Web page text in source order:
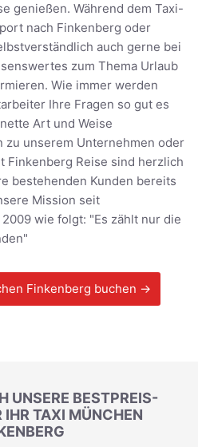
genießen. Während dem Taxi-
nach Finkenberg oder
auch gerne bei
zum Thema Urlaub
Wie immer werden
Ihre Fragen so gut es
Art und Weise
zu unserem Unternehmen oder
Finkenberg Reise sind herzlich
bestehenden Kunden bereits
Mission seit
wie folgt: "Es zählt nur die
Finkenberg buchen →
UNSERE BESTPREIS-
IHR TAXI MÜNCHEN